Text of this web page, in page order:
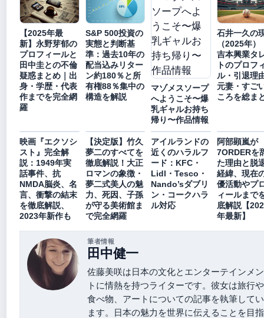
【2025年最
新】永野芽郁の
プロフィールと
田中圭との不倫
疑惑まとめ｜出
身・学歴・代表
作までを完全網
羅
S&P 500投資の
実態と判断基
準：過去10年の
配当込みリター
ン約180％と所
有権88％集中の
構造を解説
マゾメスソープ
へようこそ〜爆
乳ギャルお持ち
帰り〜作品情報
石井一久の
（2025年）
吉本興業タ
トのプロフ
ル・引退理
元妻・すご
ころを総ま
映画『エクソシ
スト』完全解
説：1949年実
話事件、抗
NMDA脳炎、名
言、衝撃の結末
を徹底解説、
2023年新作も
【決定版】竹久
夢二のすべてを
徹底解説！大正
ロマンの象徴・
夢二式美人の魅
力、死因、子孫
が守る美術館ま
で完全網羅
アイルランドの
近くのハラルフ
ード：KFC・
Lidl・Tesco・
Nando’sダブリ
ン・コークハラ
ル対応
阿部顕嵐が
7ORDERを
た理由と脱
経緯、現在
優活動やプ
ィールまで
底解説【
年最新】
筆者情報
田中健一
佐藤美咲は日本の文化とエンターテインメン
トに情熱を持つライターです。彼女は旅行や
食べ物、アートについての記事を執筆してい
ます。日本の魅力を世界に伝えることを目指